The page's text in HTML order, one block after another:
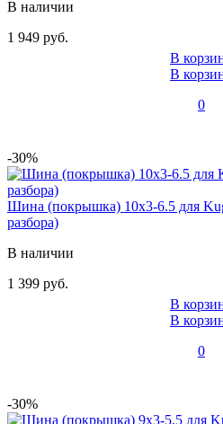
В наличии
1 949 руб.
В
В
0
-30%
Шина (покрышка) 10x3-6.5 для
разбора)
В наличии
1 399 руб.
В
В
0
-30%